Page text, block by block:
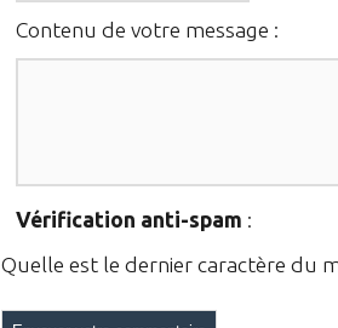
Contenu de votre message :
Vérification anti-spam :
Quelle est le dernier caractère du